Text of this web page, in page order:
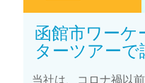
函館市ワーケ
ターツアー
当社は、コロナ禍以